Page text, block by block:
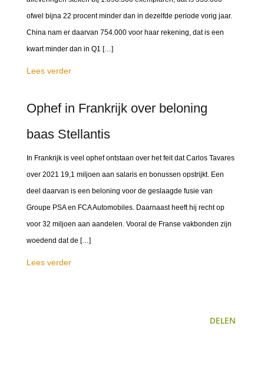
ofwel bijna 22 procent minder dan in dezelfde periode vorig jaar.
China nam er daarvan 754.000 voor haar rekening, dat is een
kwart minder dan in Q1 […]
Lees verder
Ophef in Frankrijk over beloning
baas Stellantis
In Frankrijk is veel ophef ontstaan over het feit dat Carlos Tavares
over 2021 19,1 miljoen aan salaris en bonussen opstrijkt. Een
deel daarvan is een beloning voor de geslaagde fusie van
Groupe PSA en FCA Automobiles. Daarnaast heeft hij recht op
voor 32 miljoen aan aandelen. Vooral de Franse vakbonden zijn
woedend dat de […]
Lees verder
DELEN